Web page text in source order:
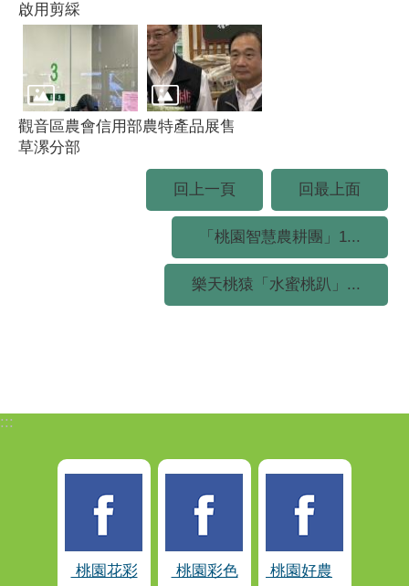
啟用剪綵
觀音區農會信用部
草漯分部
農特產品展售
回上一頁 回最上面
「桃園智慧農耕團」1...
樂天桃猿「水蜜桃趴」...
:::
桃園花彩
桃園彩色
桃園好農